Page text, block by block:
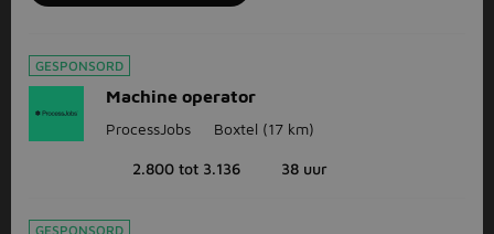
GESPONSORD
Machine operator
ProcessJobs Boxtel (17 km)
2.800 tot 3.136 38 uur
GESPONSORD